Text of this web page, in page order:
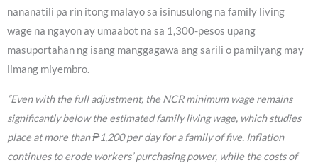
nananatili pa rin itong malayo sa isinusulong na family living
wage na ngayon ay umaabot na sa 1,300-pesos upang
masuportahan ng isang manggagawa ang sarili o pamilyang may
limang miyembro.
“Even with the full adjustment, the NCR minimum wage remains
significantly below the estimated family living wage, which studies
place at more than ₱1,200 per day for a family of five. Inflation
continues to erode workers’ purchasing power, while the costs of